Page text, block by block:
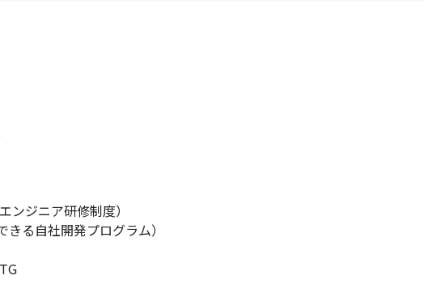
ンジニア研修制度）
る自社開発プログラム）